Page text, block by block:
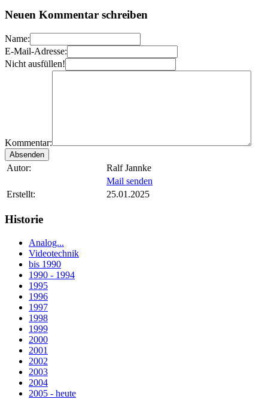
Neuen Kommentar schreiben
Name:
E-Mail-Adresse:
Nicht ausfüllen!
Kommentar:
Autor:
Ralf Jannke
Mail senden
Erstellt:
25.01.2025
Historie
Analog...
Videotechnik
bis 1990
1990 - 1994
1995
1996
1997
1998
1999
2000
2001
2002
2003
2004
2005 - heute